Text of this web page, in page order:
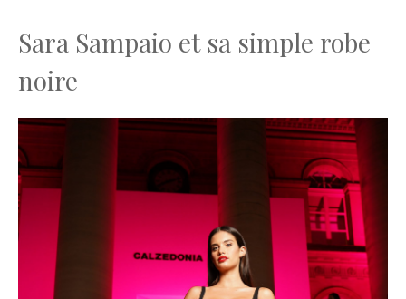
Sara Sampaio et sa simple robe
noire